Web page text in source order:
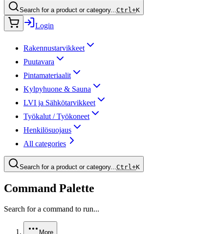
Search for a product or category...Ctrl+K
Login
Rakennustarvikkeet
Puutavara
Pintamateriaalit
Kylpyhuone & Sauna
LVI ja Sähkötarvikkeet
Työkalut / Työkoneet
Henkilösuojaus
All categories
Search for a product or category...Ctrl+K
Command Palette
Search for a command to run...
More